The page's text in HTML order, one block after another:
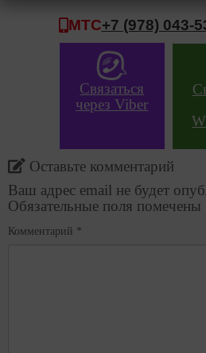
МТС+7 (978) 043-
Связаться
через Viber
Оставьте комментарий
Ваш адрес email не будет
Обязательные поля помечены
Комментарий *